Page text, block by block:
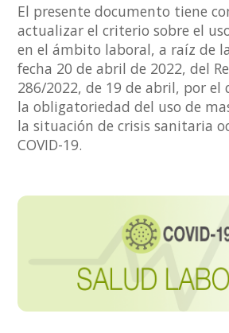
El presente documento tiene
actualizar el criterio sobre el
en el ámbito laboral, a raíz de
fecha 20 de abril de 2022, del
286/2022, de 19 de abril, por el
la obligatoriedad del uso de
la situación de crisis sanitaria
COVID-19.